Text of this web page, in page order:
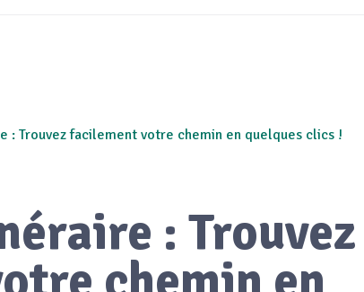
: Trouvez facilement votre chemin en quelques clics !
: Trouvez